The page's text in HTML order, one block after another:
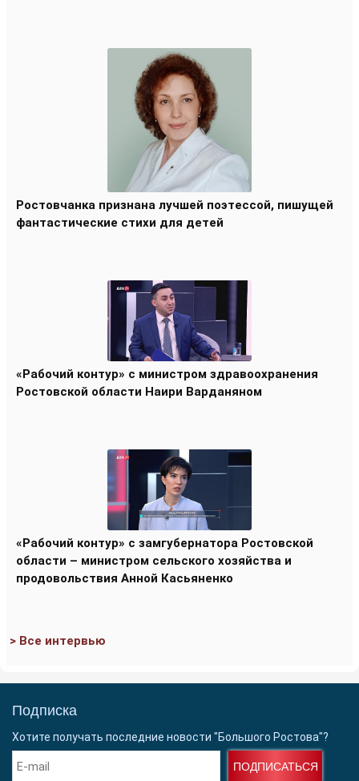
Ростовчанка признана лучшей поэтессой, пишущей
фантастические стихи для детей
«Рабочий контур» с министром здравоохранения
Ростовской области Наири Варданяном
«Рабочий контур» с замгубернатора Ростовской
области – министром сельского хозяйства и
продовольствия Анной Касьяненко
> Все интервью
Подписка
Хотите получать последние новости "Большого Ростова"?
ПОДПИСАТЬСЯ